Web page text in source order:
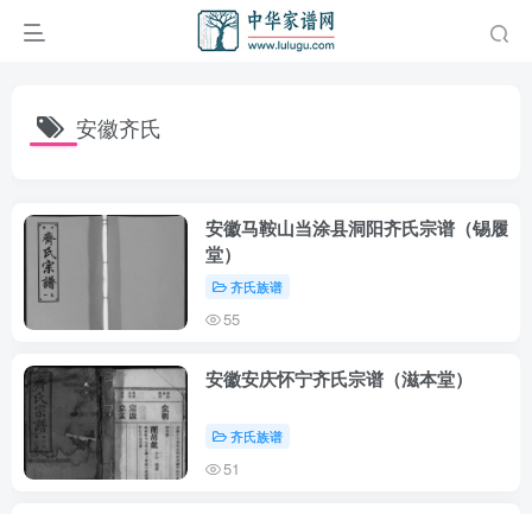
安徽齐氏
安徽马鞍山当涂县洞阳齐氏宗谱（锡履
堂）
齐氏族谱
55
安徽安庆怀宁齐氏宗谱（滋本堂）
齐氏族谱
51